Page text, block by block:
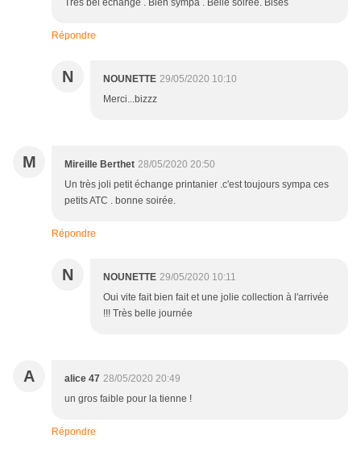
Très bel échange . Bien sympa . Belle soirée. Bises
Répondre
N NOUNETTE 29/05/2020 10:10
Merci...bizzz
M Mireille Berthet 28/05/2020 20:50
Un très joli petit échange printanier .c'est toujours sympa ces
petits ATC . bonne soirée.
Répondre
N NOUNETTE 29/05/2020 10:11
Oui vite fait bien fait et une jolie collection à l'arrivée
!!! Très belle journée
A alice 47 28/05/2020 20:49
un gros faible pour la tienne !
Répondre